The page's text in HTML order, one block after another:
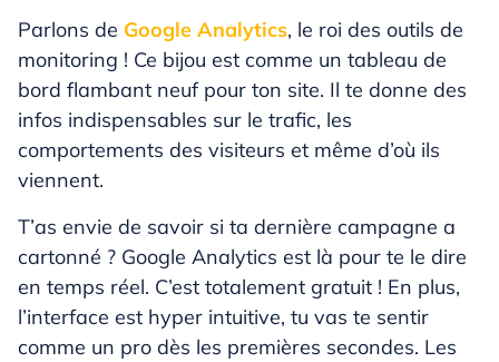
Parlons de Google Analytics, le roi des outils de
monitoring ! Ce bijou est comme un tableau de
bord flambant neuf pour ton site. Il te donne des
infos indispensables sur le trafic, les
comportements des visiteurs et même d’où ils
viennent.
T’as envie de savoir si ta dernière campagne a
cartonné ? Google Analytics est là pour te le dire
en temps réel. C’est totalement gratuit ! En plus,
l’interface est hyper intuitive, tu vas te sentir
comme un pro dès les premières secondes. Les